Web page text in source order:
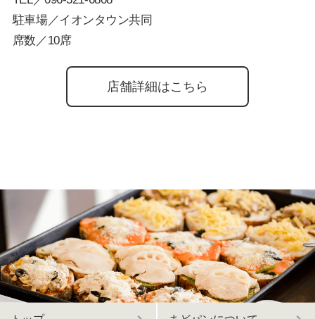
駐車場／イオンタウン共同
席数／10席
店舗詳細はこちら